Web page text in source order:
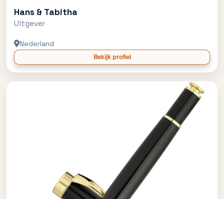
Hans & Tabitha
Uitgever
Nederland
Bekijk profiel